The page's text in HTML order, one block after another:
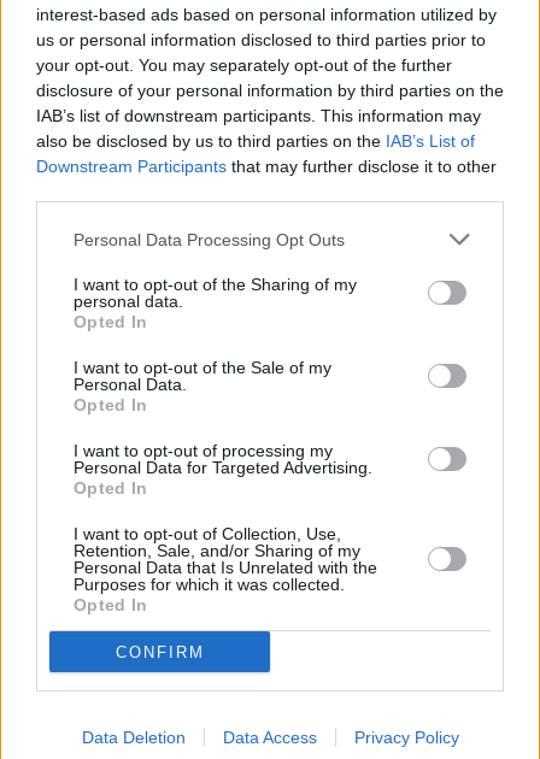
interest-based ads based on personal information utilized by
us or personal information disclosed to third parties prior to
your opt-out. You may separately opt-out of the further
disclosure of your personal information by third parties on the
IAB’s list of downstream participants. This information may
also be disclosed by us to third parties on the IAB’s List of
Downstream Participants that may further disclose it to other
Personal Data Processing Opt Outs
I want to opt-out of the Sharing of my
personal data.
Opted In
I want to opt-out of the Sale of my
Personal Data.
Opted In
I want to opt-out of processing my
Personal Data for Targeted Advertising.
Opted In
I want to opt-out of Collection, Use,
Retention, Sale, and/or Sharing of my
Personal Data that Is Unrelated with the
Purposes for which it was collected.
Opted In
CONFIRM
Data Deletion Data Access Privacy Policy
χωρών όπως η Αίγυπτος και η Τουρκία.
Παράλληλα, άφησε ανοιχτό το ενδεχόμενο
παράτασης της εκεχειρίας.
Σε πολιτικό επίπεδο, ο Αμερικανός πρόεδρος
εξαπέλυσε νέα επίθεση κατά του NATO,
χαρακτηρίζοντάς το «άχρηστο» και «χάρτινη
χρειάζονται τη συνδρομή του στη διαχείριση
της κρίσης.
Οι εξελίξεις αυτές είχαν άμεσο αντίκτυπο στις
καταγράφουν ισχυρή άνοδο. Στην Ευρώπη, οι
βασικοί δείκτες κινήθηκαν ανοδικά, ενώ στο
ελληνικό χρηματιστήριο ο Γενικός Δείκτης
πέρασε σε θετικό έδαφος, με τις τραπεζικές
καταγράφοντας κέρδη άνω του 5%.